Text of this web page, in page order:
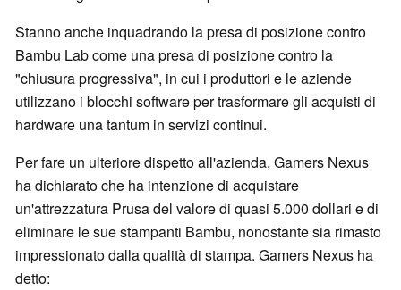
Stanno anche inquadrando la presa di posizione contro
Bambu Lab come una presa di posizione contro la
"chiusura progressiva", in cui i produttori e le aziende
utilizzano i blocchi software per trasformare gli acquisti di
hardware una tantum in servizi continui.
Per fare un ulteriore dispetto all'azienda, Gamers Nexus
ha dichiarato che ha intenzione di acquistare
un'attrezzatura Prusa del valore di quasi 5.000 dollari e di
eliminare le sue stampanti Bambu, nonostante sia rimasto
impressionato dalla qualità di stampa. Gamers Nexus ha
detto: